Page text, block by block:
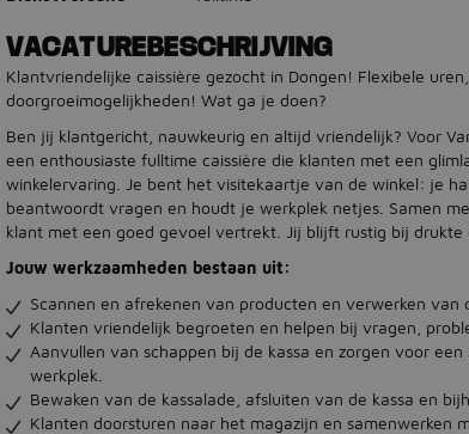
VACATUREBESCHRIJVING
Klantvriendelijke caissière gezocht in Dongen! Flexibele
doorgroeimogelijkheden! Wat ga je doen?
Ben jij klantgericht, nauwkeurig en altijd vriendelijk? Voor
een enthousiaste fulltime caissière die klanten met een
winkelervaring. Je bent het visitekaartje van de winkel: je
beantwoordt vragen en houdt je werkplek netjes. Samen
klant met een goed gevoel vertrekt. Jij blijft rustig bij drukte
Jouw werkzaamheden bestaan uit:
Scannen en afrekenen van producten en verwerken van
Klanten vriendelijk begroeten en helpen bij vragen,
Aanvullen van schappen bij de kassa en zorgen voor
werkplek.
Bewaken van de kassalade, afsluiten van de kassa en
Klanten doorsturen naar het magazijn en samenwerken